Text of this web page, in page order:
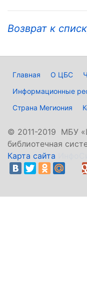
Возврат к
Главная О ЦБС
Информационные
Страна Мегиония
© 2011-2019 МБУ
библиотечная
Карта сайта